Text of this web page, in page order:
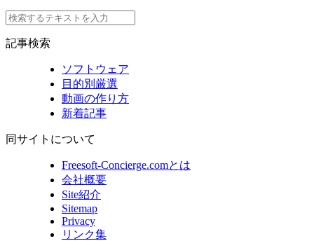
記事検索
ソフトウェア
目的別厳選
動画の作り方
新着記事
同サイトについて
Freesoft-Concierge.comとは
会社概要
Site紹介
Sitemap
Privacy
リンク集